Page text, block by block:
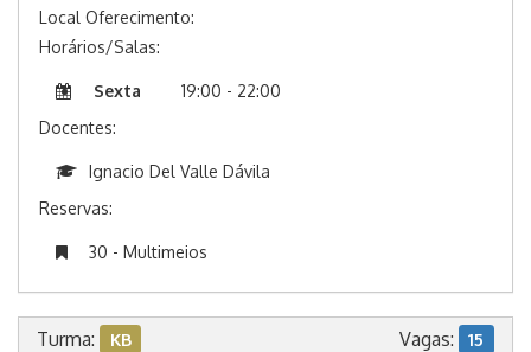
Local Oferecimento:
Horários/Salas:
Sexta
19:00 - 22:00
Docentes:
Ignacio Del Valle Dávila
Reservas:
30 - Multimeios
Turma: KB Vagas: 15